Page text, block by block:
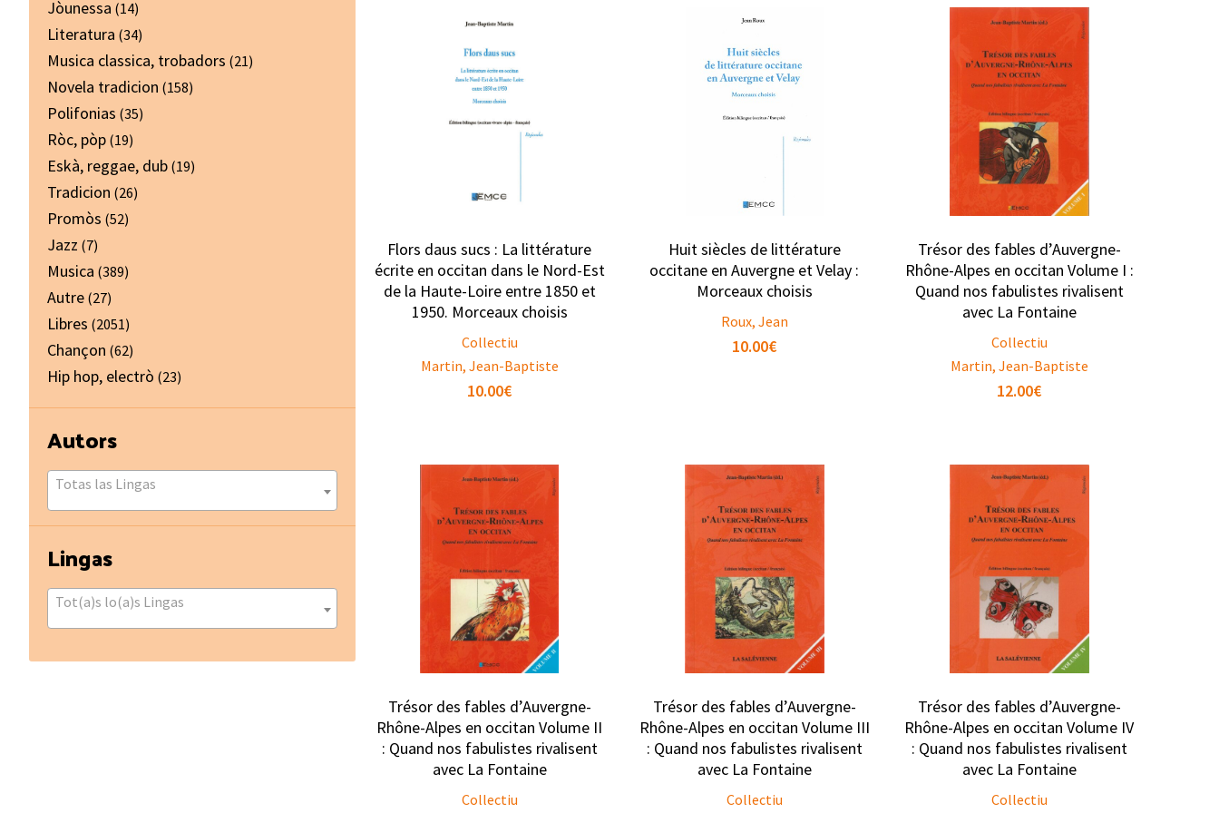
Flors daus sucs : La littérature
écrite en occitan dans le Nord-Est
de la Haute-Loire entre 1850 et
1950. Morceaux choisis
Collectiu
Martin, Jean-Baptiste
10.00€
Huit siècles de littérature
occitane en Auvergne et Velay :
Morceaux choisis
Roux, Jean
10.00€
Trésor des fables d’Auvergne-
Rhône-Alpes en occitan Volume I :
Quand nos fabulistes rivalisent
avec La Fontaine
Collectiu
Martin, Jean-Baptiste
12.00€
Trésor des fables d’Auvergne-
Rhône-Alpes en occitan Volume II
: Quand nos fabulistes rivalisent
avec La Fontaine
Collectiu
Trésor des fables d’Auvergne-
Rhône-Alpes en occitan Volume III
: Quand nos fabulistes rivalisent
avec La Fontaine
Collectiu
Trésor des fables d’Auvergne-
Rhône-Alpes en occitan Volume IV
: Quand nos fabulistes rivalisent
avec La Fontaine
Collectiu
Jòunessa (14)
Literatura (34)
Musica classica, trobadors (21)
Novela tradicion (158)
Polifonias (35)
Ròc, pòp (19)
Eskà, reggae, dub (19)
Tradicion (26)
Promòs (52)
Jazz (7)
Musica (389)
Autre (27)
Libres (2051)
Chançon (62)
Hip hop, electrò (23)
Autors
Totas las Lingas
Lingas
Tot(a)s lo(a)s Lingas